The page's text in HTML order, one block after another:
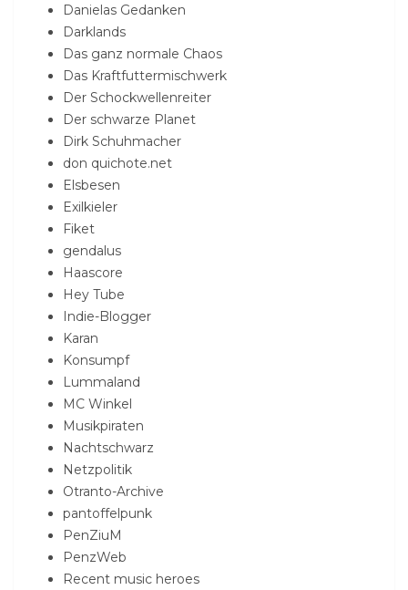
Danielas Gedanken
Darklands
Das ganz normale Chaos
Das Kraftfuttermischwerk
Der Schockwellenreiter
Der schwarze Planet
Dirk Schuhmacher
don quichote.net
Elsbesen
Exilkieler
Fiket
gendalus
Haascore
Hey Tube
Indie-Blogger
Karan
Konsumpf
Lummaland
MC Winkel
Musikpiraten
Nachtschwarz
Netzpolitik
Otranto-Archive
pantoffelpunk
PenZiuM
PenzWeb
Recent music heroes